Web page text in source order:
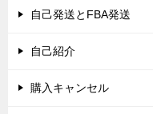
自己発送とFBA発送
自己紹介
購入キャンセル